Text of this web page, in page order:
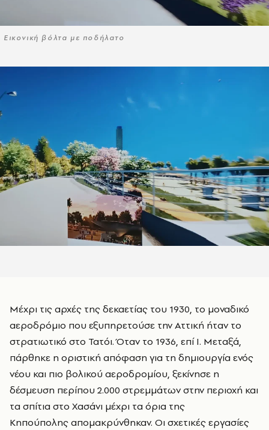
Εικονική βόλτα με ποδήλατο
Μέχρι τις αρχές της δεκαετίας του 1930, το μοναδικό
αεροδρόμιο που εξυπηρετούσε την Αττική ήταν το
στρατιωτικό στο Τατόι. Όταν το 1936, επί Ι. Μεταξά,
πάρθηκε η οριστική απόφαση για τη δημιουργία ενός
νέου και πιο βολικού αεροδρομίου, ξεκίνησε η
δέσμευση περίπου 2.000 στρεμμάτων στην περιοχή και
τα σπίτια στο Χασάνι μέχρι τα όρια της
Κηπούποληςαπομακρύνθηκαν. Οι σχετικές εργασίες